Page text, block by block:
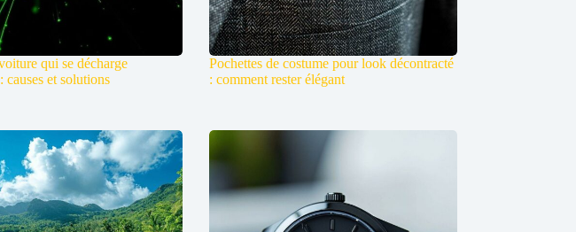
qui se décharge
causes et solutions
Pochettes de costume pour look décontracté
: comment rester élégant